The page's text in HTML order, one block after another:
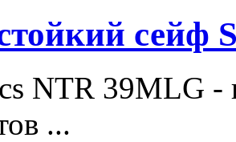
сейф
NTR 39MLG -
...